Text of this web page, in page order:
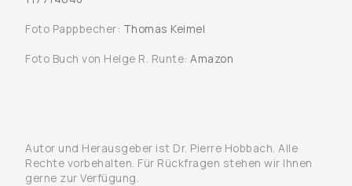
Foto Pappbecher: Thomas Keimel
Foto Buch von Helge R. Runte: Amazon
Autor und Herausgeber ist Dr. Pierre Hobbach. Alle
Rechte vorbehalten. Für Rückfragen stehen wir Ihnen
gerne zur Verfügung.